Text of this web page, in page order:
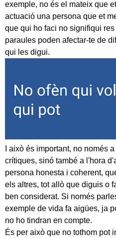
exemple, no és el mateix que
actuació una persona que et
que qui ho faci no signifiqui
paraules poden afectar-te de
qui les digui.
I això és important, no només
crítiques, sinó també a l'hora
persona honesta i coherent,
els altres, tot allò que diguis o
ben considerat. Si només
exemple de vida fa aigües, ja
no ho tindran en compte.
És per això que no tothom pot